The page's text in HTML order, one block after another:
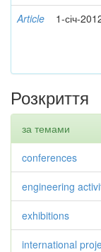
Article 1-січ-
Розкриття
за темами
conferences
engineering
exhibitions
international